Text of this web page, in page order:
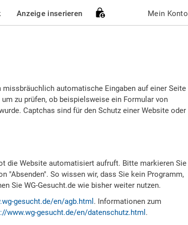
Anzeige inserieren Mein Konto
automatische Eingaben auf einer Seite
zu prüfen, ob beispielsweise ein Formular von
Captchas sind für den Schutz einer Website oder
die Website automatisiert aufruft. Bitte markieren Sie
"Absenden". So wissen wir, dass Sie kein Programm,
Sie WG-Gesucht.de wie bisher weiter nutzen.
gesucht.de/en/agb.html . Informationen zum
www.wg-gesucht.de/en/datenschutz.html .